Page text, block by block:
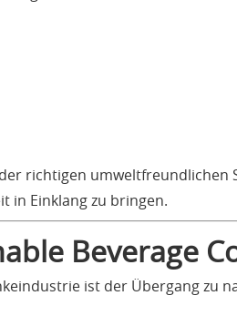
richtigen
in Einklang zu bringen.
Beverage
ist der Übergang zu